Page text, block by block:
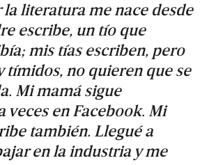
literatura me nace desde
escribe, un tío que
mis tías escriben, pero
tímidos, no quieren que se
Mi mamá sigue
veces en Facebook. Mi
también. Llegué a
en la industria y me